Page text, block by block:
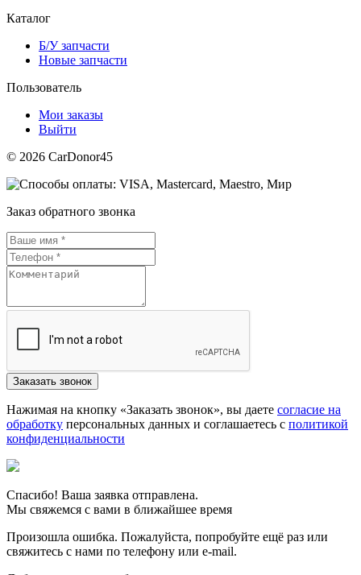
Каталог
Б/У запчасти
Новые запчасти
Пользователь
Мои заказы
Выйти
© 2026 CarDonor45
Заказ обратного звонка
Нажимая на кнопку «Заказать звонок», вы даете согласие на
обработку персональных данных и соглашаетесь c политикой
конфиденциальности
Спасибо! Ваша заявка отправлена.
Мы свяжемся с вами в ближайшее время
Произошла ошибка. Пожалуйста, попробуйте ещё раз или
свяжитесь с нами по телефону или e-mail.